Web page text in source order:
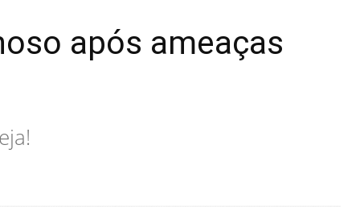
após ameaças